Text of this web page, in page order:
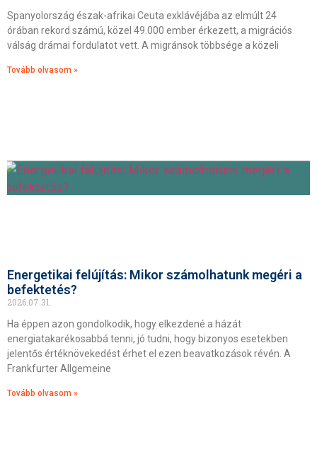
Spanyolország észak-afrikai Ceuta exklávéjába az elmúlt 24
órában rekord számú, közel 49.000 ember érkezett, a migrációs
válság drámai fordulatot vett. A migránsok többsége a közeli
Tovább olvasom »
Energetikai felújítás: Mikor számolhatunk megéri a
befektetés?
2026.07.31.
Ha éppen azon gondolkodik, hogy elkezdené a házát
energiatakarékosabbá tenni, jó tudni, hogy bizonyos esetekben
jelentős értéknövekedést érhet el ezen beavatkozások révén. A
Frankfurter Allgemeine
Tovább olvasom »